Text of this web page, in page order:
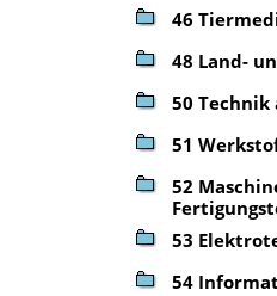
46
48 Land-
50 Technik
51
52
53
54